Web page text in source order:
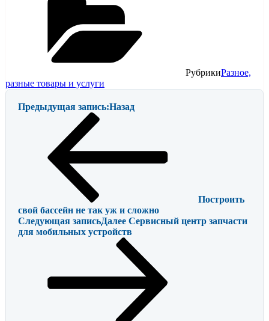
РубрикиРазное,
разные товары и услуги
Предыдущая запись:Назад
Построить
свой бассейн не так уж и сложно
Следующая записьДалее Сервисный центр запчасти
для мобильных устройств